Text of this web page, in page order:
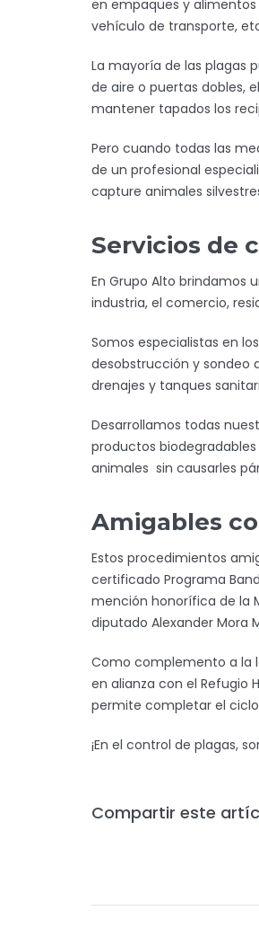
en empaques y
vehículo de transporte,
La mayoría de las plagas
de aire o puertas dobles,
mantener tapados los
Pero cuando todas las
de un profesional
capture animales
Servicios de
En Grupo Alto brindamos
industria, el comercio,
Somos especialistas en
desobstrucción y sondeo
drenajes y tanques
Desarrollamos todas
productos
animales sin causarles
Amigables
Estos procedimientos
certificado Programa
mención honorífica de la
diputado Alexander Mora
Como complemento a la
en alianza con el Refugio
permite completar el
¡En el control de plagas,
Compartir este